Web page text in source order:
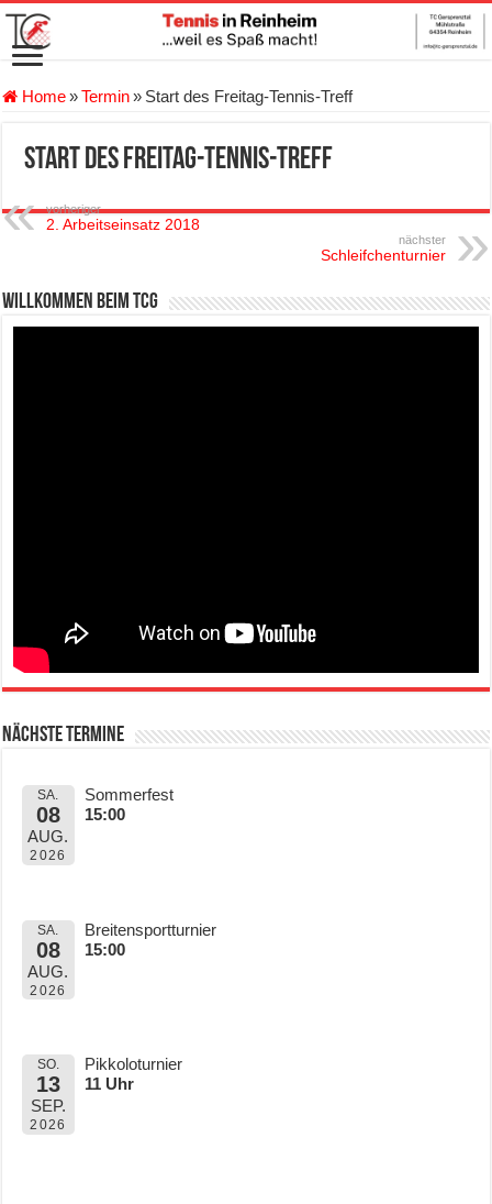
Home»Termin» Start des Freitag-Tennis-Treff
Start des Freitag-Tennis-Treff
vorheriger
2. Arbeitseinsatz 2018
nächster
Schleifchenturnier
Willkommen beim TCG
Nächste Termine
SA.
08
AUG.
2026
Sommerfest
15:00
SA.
08
AUG.
2026
Breitensportturnier
15:00
SO.
13
SEP.
2026
Pikkoloturnier
11 Uhr